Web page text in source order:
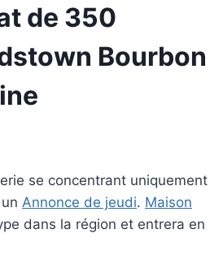
de 350
Bourbon
se concentrant uniquement
Annonce de jeudi. Maison
dans la région et entrera en